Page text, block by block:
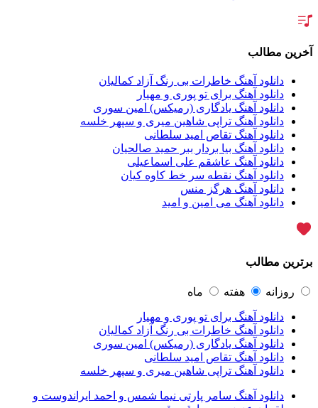
فریدون آسرایی
محسن ابراهیم زاده
سامان جلیلی 54
حجت اشرف زاده54
پازل بند54
بهنام علمشاهی54
امید جهان52
علی عبدالمالکی50
احسان خواجه امیری50
محمد علیزاده50
محسن یاحقی46
علیرضا قربانی45
ماکان بند45
عماد طالب زاده
مسعود صادقلو42
مهدی جهانی39
احمد سعیدی39
امین فیاض39
حامد همایون38
بهنام صفوی38
شادمهر عقیلی
پیوند36
آخرین مطالب
دانلود آهنگ خاطرات بی رنگ آزاد کمالیان
دانلود آهنگ برای تو پوری و مهیار
دانلود آهنگ یادگاری (رمیکس) امین سوری
دانلود آهنگ تراپی شاهین میری و سپهر خلسه
دانلود آهنگ تقاص امید سلطانی
دانلود آهنگ بیا بردار ببر حمید صالحیان
دانلود آهنگ عاشقم علی اسماعیلی
دانلود آهنگ نقطه سر خط کاوه کیان
دانلود آهنگ هرگز منس
دانلود آهنگ می امین و امید
برترین مطالب
روزانه هفته ماه
دانلود آهنگ برای تو پوری و مهیار
دانلود آهنگ خاطرات بی رنگ آزاد کمالیان
دانلود آهنگ یادگاری (رمیکس) امین سوری
دانلود آهنگ تقاص امید سلطانی
دانلود آهنگ تراپی شاهین میری و سپهر خلسه
دانلود آهنگ سامر پارتی نیما شمس و احمد ایراندوست و